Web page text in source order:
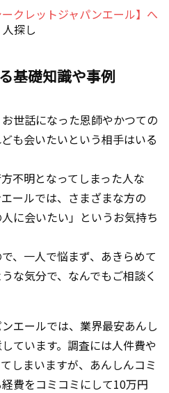
クレットジャパンエール】へ
人探し
基礎知識や事例
世話になった恩師やかつての
も会いたいという相手はいる
不明となってしまった人な
ールでは、さまざまな方の
に会いたい」というお気持ち
、一人で悩まず、あきらめて
な気分で、なんでもご相談く
エールでは、業界最安あんし
ています。調査には人件費や
しまいますが、あんしんコミ
費をコミコミにして10万円